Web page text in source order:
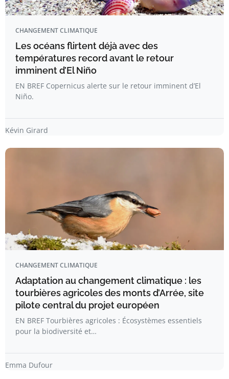
CHANGEMENT CLIMATIQUE
Les océans flirtent déjà avec des
températures record avant le retour
imminent d’El Niño
EN BREF Copernicus alerte sur le retour imminent d’El
Niño.
Kévin Girard
CHANGEMENT CLIMATIQUE
Adaptation au changement climatique : les
tourbières agricoles des monts d’Arrée, site
pilote central du projet européen
EN BREF Tourbières agricoles : Écosystèmes essentiels
pour la biodiversité et…
Emma Dufour